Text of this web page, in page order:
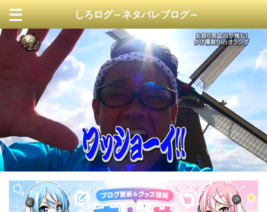
しろログ～ネタバレブログ～